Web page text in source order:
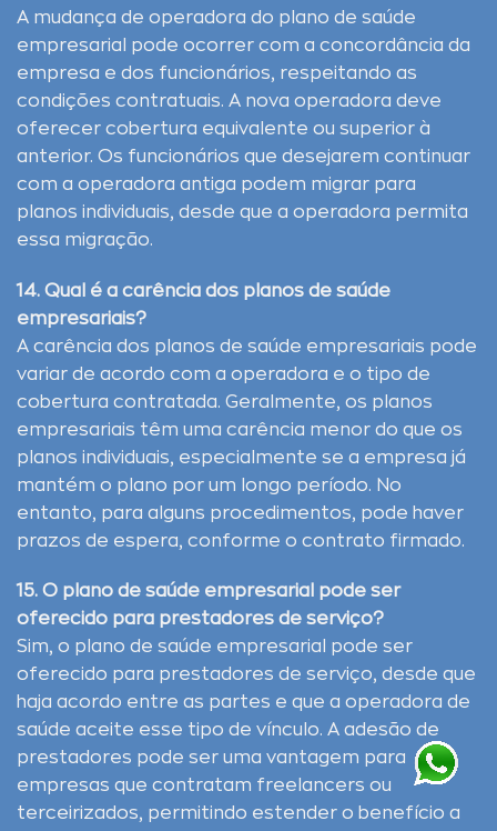
A mudança de operadora do plano de saúde
empresarial pode ocorrer com a concordância da
empresa e dos funcionários, respeitando as
condições contratuais. A nova operadora deve
oferecer cobertura equivalente ou superior à
anterior. Os funcionários que desejarem continuar
com a operadora antiga podem migrar para
planos individuais, desde que a operadora permita
essa migração.
14. Qual é a carência dos planos de saúde
empresariais?
A carência dos planos de saúde empresariais pode
variar de acordo com a operadora e o tipo de
cobertura contratada. Geralmente, os planos
empresariais têm uma carência menor do que os
planos individuais, especialmente se a empresa já
mantém o plano por um longo período. No
entanto, para alguns procedimentos, pode haver
prazos de espera, conforme o contrato firmado.
15. O plano de saúde empresarial pode ser
oferecido para prestadores de serviço?
Sim, o plano de saúde empresarial pode ser
oferecido para prestadores de serviço, desde que
haja acordo entre as partes e que a operadora de
saúde aceite esse tipo de vínculo. A adesão de
prestadores pode ser uma vantagem para
empresas que contratam freelancers ou
terceirizados, permitindo estender o benefício a